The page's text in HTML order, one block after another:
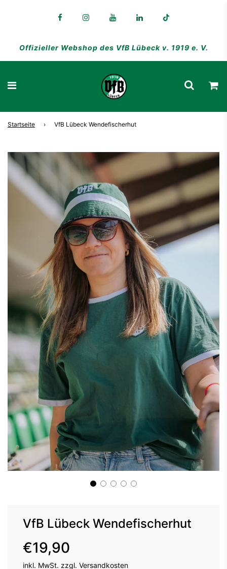
Offizieller Webshop des VfB Lübeck v. 1919 e. V.
Startseite › VfB Lübeck Wendefischerhut
VfB Lübeck Wendefischerhut
Sonderpreis
Normaler
Preis
€19,90
inkl. MwSt. zzgl. Versandkosten